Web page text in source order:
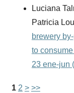
Luciana
Patricia
brewery
to
23 ene-jun
1 2 > >>